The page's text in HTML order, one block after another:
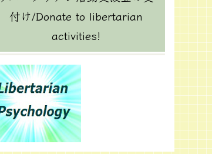
付け/Donate to libertarian
activities!